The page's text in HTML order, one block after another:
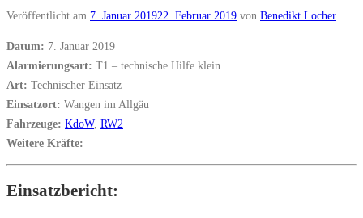
Veröffentlicht am 7. Januar 201922. Februar 2019 von Benedikt Locher
Datum: 7. Januar 2019
Alarmierungsart: T1 – technische Hilfe klein
Art: Technischer Einsatz
Einsatzort: Wangen im Allgäu
Fahrzeuge: KdoW, RW2
Weitere Kräfte:
Einsatzbericht: